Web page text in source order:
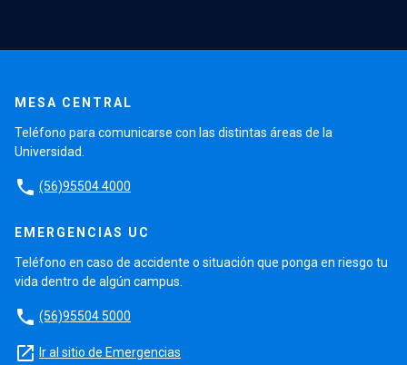
MESA CENTRAL
Teléfono para comunicarse con las distintas áreas de la
Universidad.
phone (56)95504 4000
EMERGENCIAS UC
Teléfono en caso de accidente o situación que ponga en riesgo tu
vida dentro de algún campus.
phone (56)95504 5000
launch Ir al sitio de Emergencias